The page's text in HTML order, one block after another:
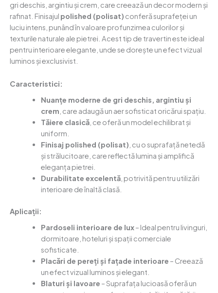
gri deschis, argintiu și crem, care creează un decor modern și
rafinat. Finisajul polished (polisat) conferă suprafeței un
luciu intens, punând în valoare profunzimea culorilor și
texturile naturale ale pietrei. Acest tip de travertin este ideal
pentru interioare elegante, unde se dorește un efect vizual
luminos și exclusivist.
Caracteristici:
Nuanțe moderne de gri deschis, argintiu și
crem , care adaugă un aer sofisticat oricărui spațiu.
Tăiere clasică, ce oferă un model echilibrat și
uniform.
Finisaj polished (polisat) , cu o suprafață netedă
și strălucitoare, care reflectă lumina și amplifică
eleganța pietrei.
Durabilitate excelentă, potrivită pentru utilizări
interioare de înaltă clasă.
Aplicații:
Pardoseli interioare de lux– Ideal pentru livinguri,
dormitoare, hoteluri și spații comerciale
sofisticate.
Placări de pereți și fațade interioare – Creează
un efect vizual luminos și elegant.
Blaturi și lavoare – Suprafața lucioasă oferă un